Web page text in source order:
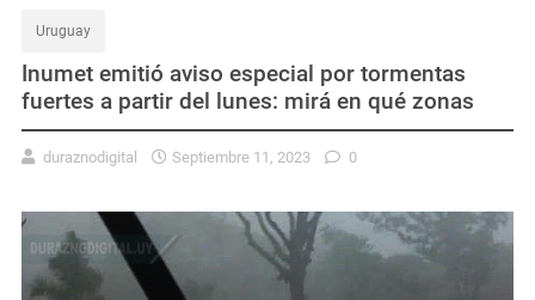
Uruguay
Inumet emitió aviso especial por tormentas
fuertes a partir del lunes: mirá en qué zonas
duraznodigital Septiembre 11, 2023 0